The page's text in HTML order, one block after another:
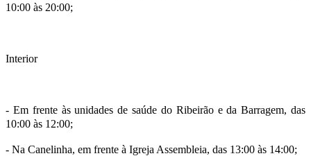
10:00 às 20:00;
Interior
- Em frente às unidades de saúde do Ribeirão e da Barragem, das
10:00 às 12:00;
- Na Canelinha, em frente à Igreja Assembleia, das 13:00 às 14:00;